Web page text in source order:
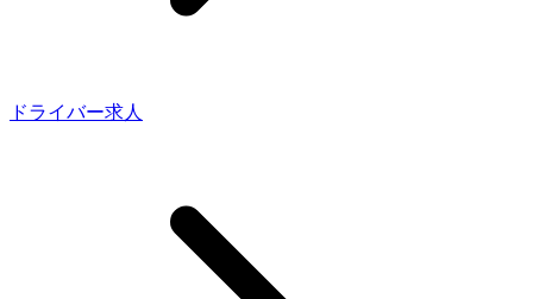
ドライバー求人